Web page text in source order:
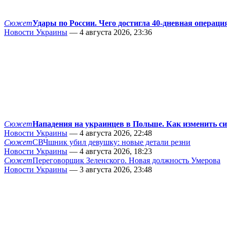
СюжетУдары по России. Чего достигла 40-дневная
Новости Украины — 4 августа 2026, 23:36
СюжетНападения на украинцев в Польше. Как изменить
Новости Украины — 4 августа 2026, 22:48
СюжетСВЧшник убил девушку: новые детали резни
Новости Украины — 4 августа 2026, 18:23
СюжетПереговорщик Зеленского. Новая должность Умерова
Новости Украины — 3 августа 2026, 23:48